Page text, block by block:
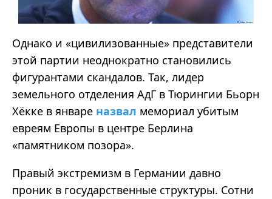
Однако и «цивилизованные» представители
этой партии неоднократно становились
фигурантами скандалов. Так, лидер
земельного отделения АдГ в Тюрингии Бьорн
Хёкке в январе назвал мемориал убитым
евреям Европы в центре Берлина
«памятником позора».
Правый экстремизм в Германии давно
проник в государственные структуры. Сотни